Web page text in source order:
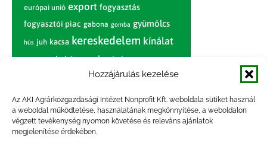
Hozzájárulás kezelése
Az AKI Agrárközgazdasági Intézet Nonprofit Kft. weboldala sütiket használ
a weboldal működtetése, használatának megkönnyítése, a weboldalon
végzett tevékenység nyomon követése és releváns ajánlatok
megjelenítése érdekében.
európai unió export fogyasztás
fogyasztói piac gabona gomba gyümölcs
hús juh kacsa kereskedelem kínálat
körte marhahús nagybani piac narancs
nemzetközi árinformációk
paradicsom piac piaci jelentés
pulyka pulykahús sertés sertéshús
szarvasmarha termelés
termelői